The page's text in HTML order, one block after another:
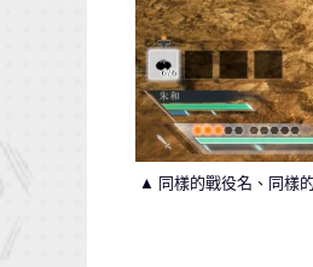
▲ 同樣的戰役名、同樣